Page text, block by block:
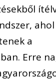
ahol
a
Erre